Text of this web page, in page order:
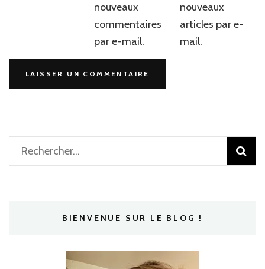
nouveaux
commentaires
par e-mail.
nouveaux
articles par e-
mail.
Rechercher :
BIENVENUE SUR LE BLOG !